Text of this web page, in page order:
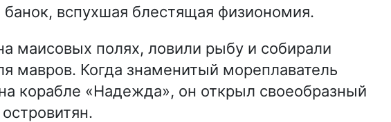
вспухшая блестящая физиономия.
маисовых полях, ловили рыбу и собирали
мавров. Когда знаменитый мореплаватель
корабле «Надежда», он открыл своеобразный